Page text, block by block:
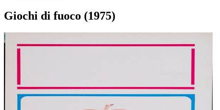
Giochi di fuoco (1975)